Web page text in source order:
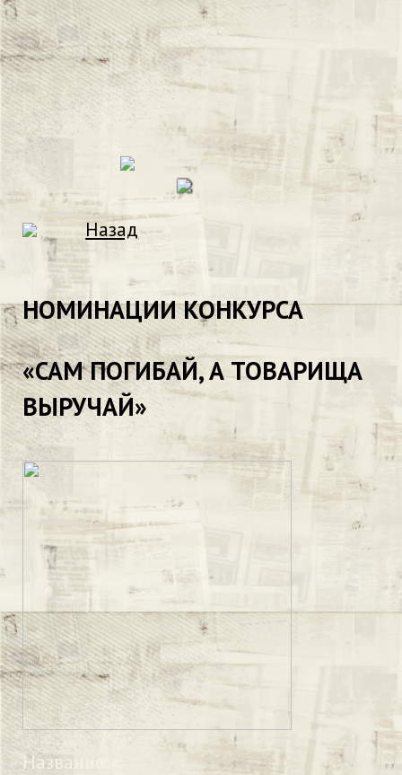
Назад
НОМИНАЦИИ КОНКУРСА
«САМ ПОГИБАЙ, А ТОВАРИЩА
ВЫРУЧАЙ»
Название: